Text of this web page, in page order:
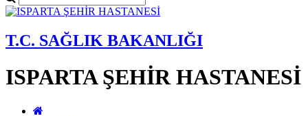
T.C. SAĞLIK BAKANLIĞI
ISPARTA ŞEHİR HASTANESİ